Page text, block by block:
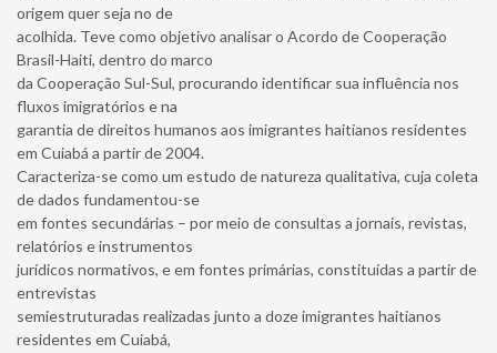
origem quer seja no de
acolhida. Teve como objetivo analisar o Acordo de Cooperação
Brasil-Haiti, dentro do marco
da Cooperação Sul-Sul, procurando identificar sua influência nos
fluxos imigratórios e na
garantia de direitos humanos aos imigrantes haitianos residentes
em Cuiabá a partir de 2004.
Caracteriza-se como um estudo de natureza qualitativa, cuja coleta
de dados fundamentou-se
em fontes secundárias – por meio de consultas a jornais, revistas,
relatórios e instrumentos
jurídicos normativos, e em fontes primárias, constituídas a partir de
entrevistas
semiestruturadas realizadas junto a doze imigrantes haitianos
residentes em Cuiabá,